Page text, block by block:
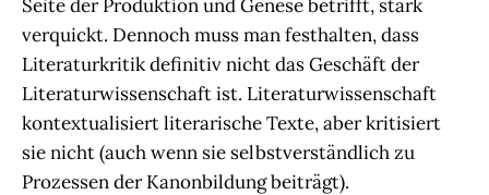
Seite der Produktion und Genese betrifft, stark
verquickt. Dennoch muss man festhalten, dass
Literaturkritik definitiv nicht das Geschäft der
Literaturwissenschaft ist. Literaturwissenschaft
kontextualisiert literarische Texte, aber kritisiert
sie nicht (auch wenn sie selbstverständlich zu
Prozessen der Kanonbildung beiträgt).